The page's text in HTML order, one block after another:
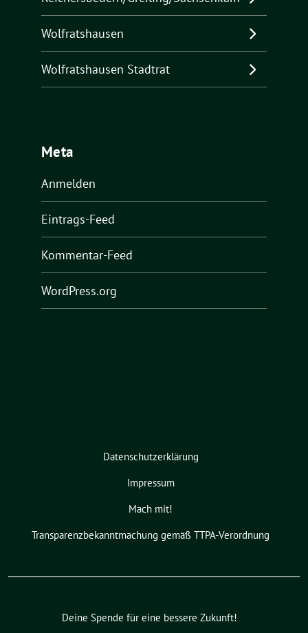
Wolfratshausen
Wolfratshausen Stadtrat
Meta
Anmelden
Eintrags-Feed
Kommentar-Feed
WordPress.org
Datenschutzerklärung
Impressum
Mach mit!
Transparenzbekanntmachung gemäß TTPA-Verordnung
Deine Spende für eine bessere Zukunft!